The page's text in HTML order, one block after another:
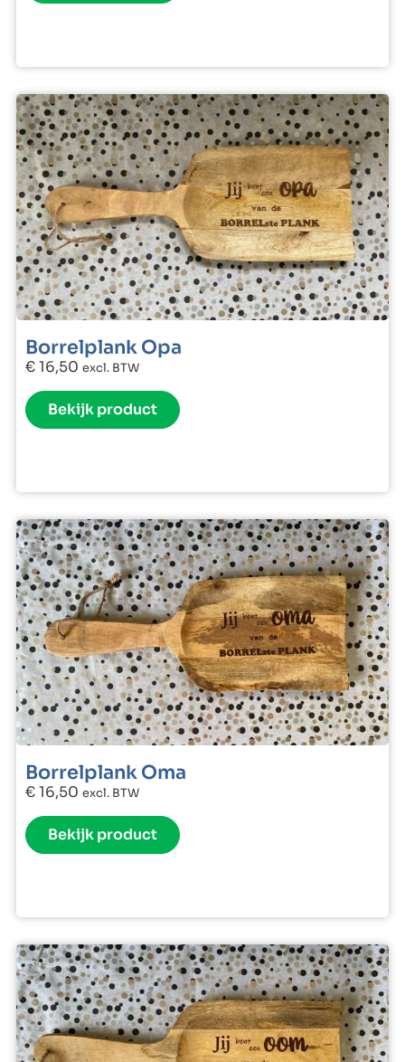
Borrelplank Opa
€16,50 excl. BTW
Bekijk product
Borrelplank Oma
€16,50 excl. BTW
Bekijk product